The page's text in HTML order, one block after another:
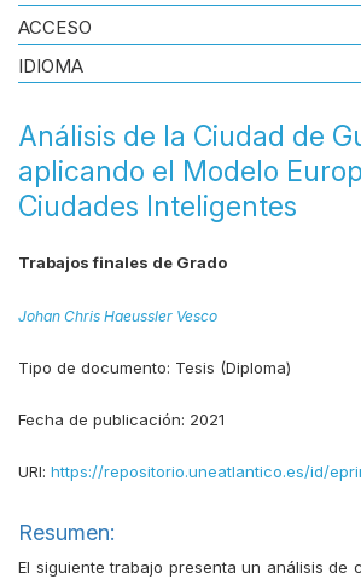
Análisis de la Ciudad de
aplicando el Modelo
Ciudades Inteligentes
Trabajos finales de Grado
Johan Chris Haeussler Vesco
Tipo de documento: Tesis (Diploma)
Fecha de publicación: 2021
URI: https://repositorio.uneatlantico.es/id/
Resumen:
El siguiente trabajo presenta un análisis de
ACCESO
IDIOMA